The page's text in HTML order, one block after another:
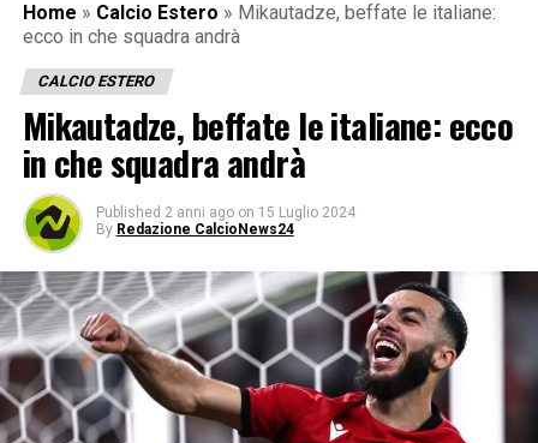
Home » Calcio Estero » Mikautadze, beffate le italiane:
ecco in che squadra andrà
CALCIO ESTERO
Mikautadze, beffate le italiane: ecco
in che squadra andrà
Published 2 anni ago on 15 Luglio 2024
By Redazione CalcioNews24